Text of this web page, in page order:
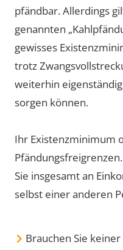
pfändbar. Allerdings
genannten
gewisses
trotz
weiterhin
sorgen können.
Ihr Existenzminimum
Sie insgesamt an
selbst einer anderen
Brauchen Sie